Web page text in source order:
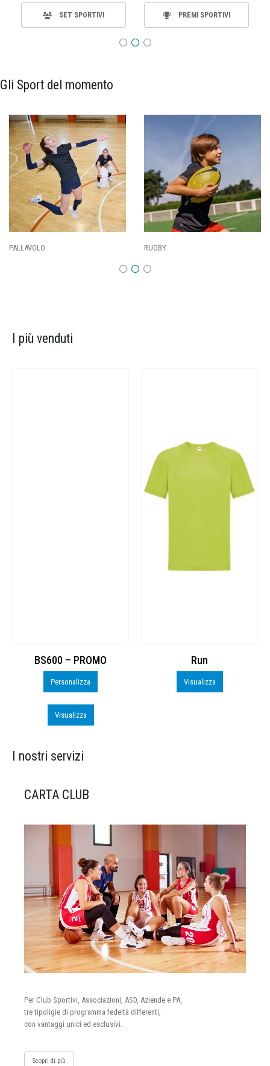
SET SPORTIVI PREMI SPORTIVI
Gli Sport del momento
PALLAVOLO RUGBY
I più venduti
Run
Visualizza Personalizza
I nostri servizi
CARTA CLUB
Per Club Sportivi, Associazioni, ASD, Aziende e PA,
tre tipoligie di programma fedeltà differenti,
con vantaggi unici ed esclusivi.
Scopri di più